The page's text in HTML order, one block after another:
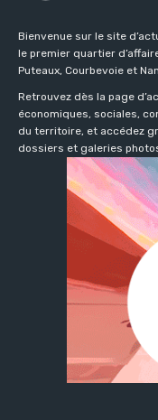
Bienvenue sur le site
le premier quartier
Puteaux, Courbevoie et
Retrouvez dès la page
économiques, sociales,
du territoire, et accédez
dossiers et galeries